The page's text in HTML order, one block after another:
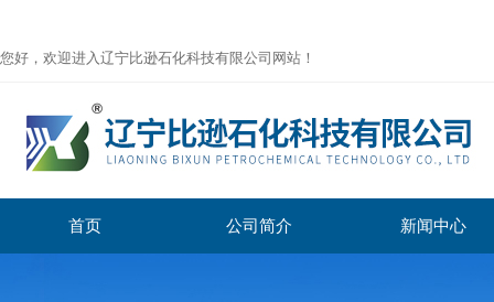
您好，欢迎进入辽宁比逊石化科技有限公司网站！
首页 公司简介 新闻中心